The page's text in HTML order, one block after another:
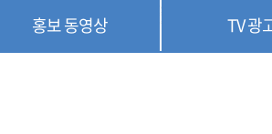
홍보 동영상 TV 광